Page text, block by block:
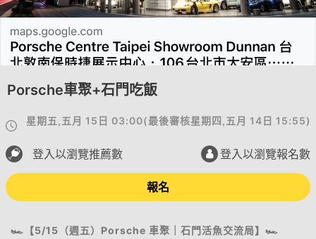
Porsche車聚+石門吃飯
星期五,五月 15日 03:00(最後審核星期四,五月 14日 15:55)
登入以瀏覽推薦數 登入以瀏覽報名數
報名
🏎️【5/15（週五）Porsche 車聚｜石門活魚交流局】🏎️